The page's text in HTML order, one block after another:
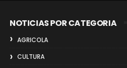
NOTICIAS POR CATEGORIA
AGRICOLA
CULTURA